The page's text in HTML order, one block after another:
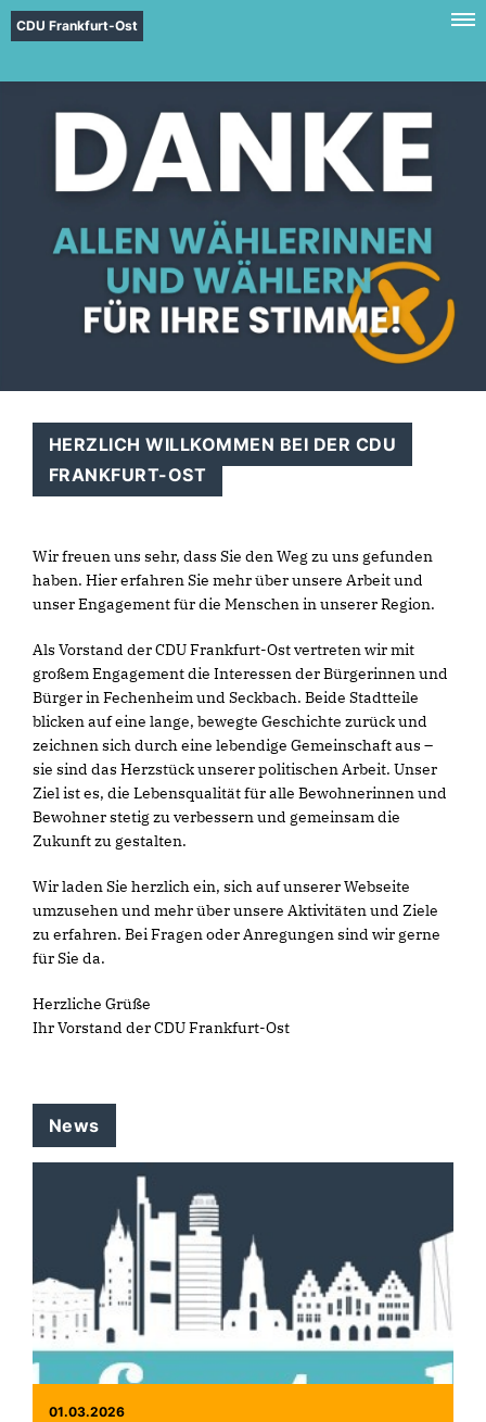
CDU Frankfurt-Ost
HERZLICH WILLKOMMEN BEI DER CDU
FRANKFURT-OST
Wir freuen uns sehr, dass Sie den Weg zu uns gefunden
haben. Hier erfahren Sie mehr über unsere Arbeit und
unser Engagement für die Menschen in unserer Region.
Als Vorstand der CDU Frankfurt-Ost vertreten wir mit
großem Engagement die Interessen der Bürgerinnen und
Bürger in Fechenheim und Seckbach. Beide Stadtteile
blicken auf eine lange, bewegte Geschichte zurück und
zeichnen sich durch eine lebendige Gemeinschaft aus –
sie sind das Herzstück unserer politischen Arbeit. Unser
Ziel ist es, die Lebensqualität für alle Bewohnerinnen und
Bewohner stetig zu verbessern und gemeinsam die
Zukunft zu gestalten.
Wir laden Sie herzlich ein, sich auf unserer Webseite
umzusehen und mehr über unsere Aktivitäten und Ziele
zu erfahren. Bei Fragen oder Anregungen sind wir gerne
für Sie da.
Herzliche Grüße
Ihr Vorstand der CDU Frankfurt-Ost
News
01.03.2026